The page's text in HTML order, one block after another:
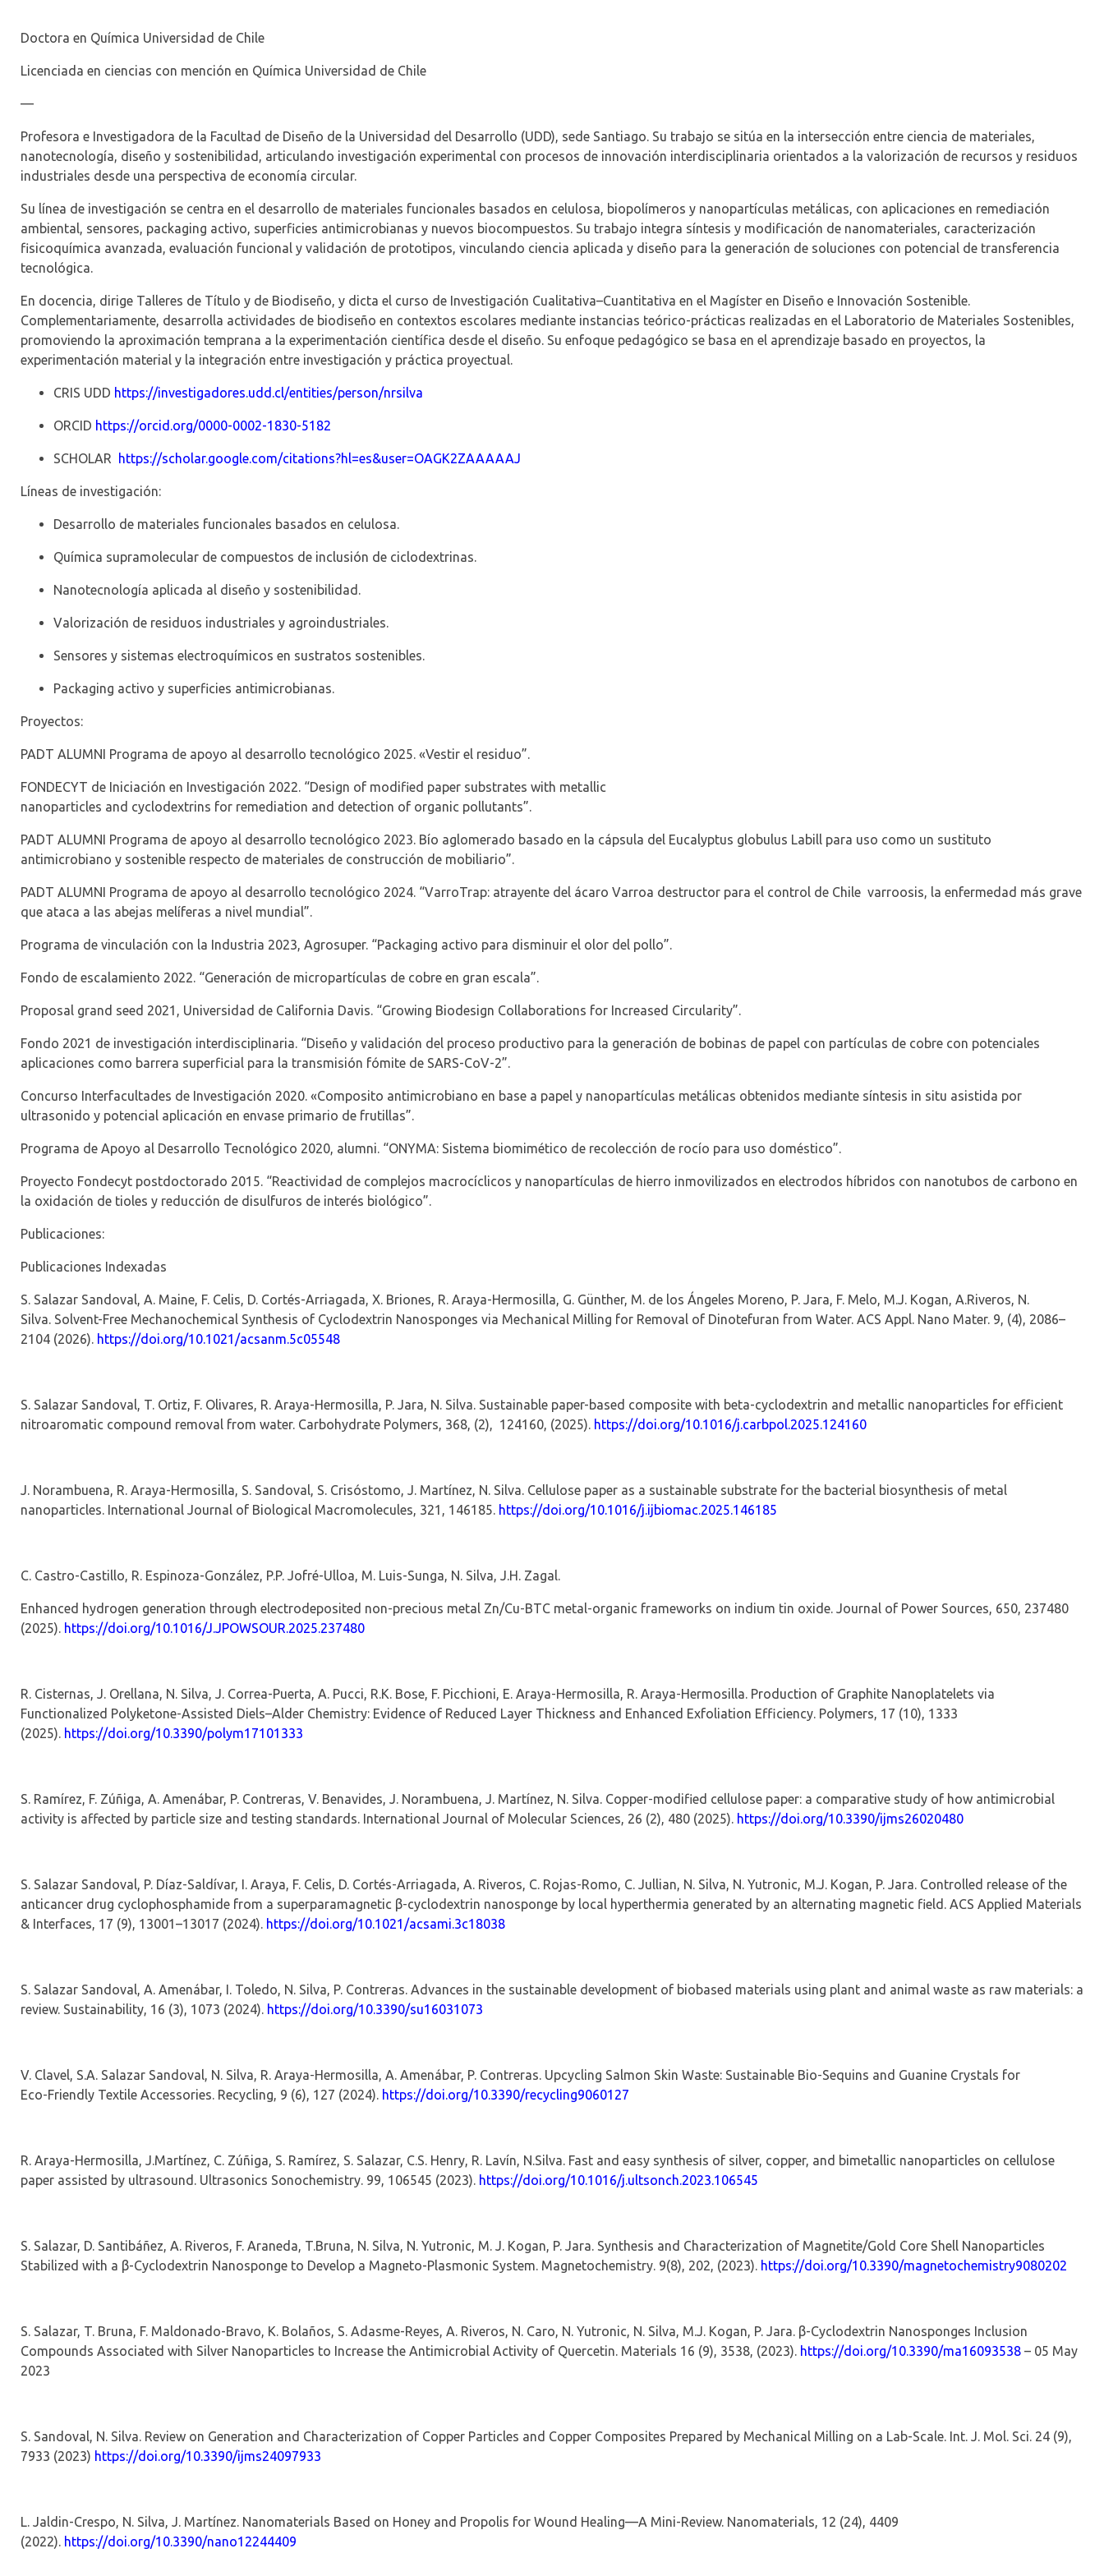
Doctora en Química Universidad de Chile
Licenciada en ciencias con mención en Química Universidad de Chile
—
Profesora e Investigadora de la Facultad de Diseño de la Universidad del Desarrollo (UDD), sede Santiago. Su trabajo se sitúa en la intersección entre ciencia de materiales,
nanotecnología, diseño y sostenibilidad, articulando investigación experimental con procesos de innovación interdisciplinaria orientados a la valorización de recursos y residuos
industriales desde una perspectiva de economía circular.
Su línea de investigación se centra en el desarrollo de materiales funcionales basados en celulosa, biopolímeros y nanopartículas metálicas, con aplicaciones en remediación
ambiental, sensores, packaging activo, superficies antimicrobianas y nuevos biocompuestos. Su trabajo integra síntesis y modificación de nanomateriales, caracterización
fisicoquímica avanzada, evaluación funcional y validación de prototipos, vinculando ciencia aplicada y diseño para la generación de soluciones con potencial de transferencia
tecnológica.
En docencia, dirige Talleres de Título y de Biodiseño, y dicta el curso de Investigación Cualitativa–Cuantitativa en el Magíster en Diseño e Innovación Sostenible.
Complementariamente, desarrolla actividades de biodiseño en contextos escolares mediante instancias teórico-prácticas realizadas en el Laboratorio de Materiales Sostenibles,
promoviendo la aproximación temprana a la experimentación científica desde el diseño. Su enfoque pedagógico se basa en el aprendizaje basado en proyectos, la
experimentación material y la integración entre investigación y práctica proyectual.
CRIS UDD https://investigadores.udd.cl/entities/person/nrsilva
ORCID https://orcid.org/0000-0002-1830-5182
SCHOLAR https://scholar.google.com/citations?hl=es&user=OAGK2ZAAAAAJ
Líneas de investigación:
Desarrollo de materiales funcionales basados en celulosa.
Química supramolecular de compuestos de inclusión de ciclodextrinas.
Nanotecnología aplicada al diseño y sostenibilidad.
Valorización de residuos industriales y agroindustriales.
Sensores y sistemas electroquímicos en sustratos sostenibles.
Packaging activo y superficies antimicrobianas.
Proyectos:
PADT ALUMNI Programa de apoyo al desarrollo tecnológico 2025. «Vestir el residuo”.
FONDECYT de Iniciación en Investigación 2022. “Design of modified paper substrates with metallic
nanoparticles and cyclodextrins for remediation and detection of organic pollutants”.
PADT ALUMNI Programa de apoyo al desarrollo tecnológico 2023. Bío aglomerado basado en la cápsula del Eucalyptus globulus Labill para uso como un sustituto
antimicrobiano y sostenible respecto de materiales de construcción de mobiliario”.
PADT ALUMNI Programa de apoyo al desarrollo tecnológico 2024. “VarroTrap: atrayente del ácaro Varroa destructor para el control de Chile varroosis, la enfermedad más grave
que ataca a las abejas melíferas a nivel mundial”.
Programa de vinculación con la Industria 2023, Agrosuper. “Packaging activo para disminuir el olor del pollo”.
Fondo de escalamiento 2022. “Generación de micropartículas de cobre en gran escala”.
Proposal grand seed 2021, Universidad de California Davis. “Growing Biodesign Collaborations for Increased Circularity”.
Fondo 2021 de investigación interdisciplinaria. “Diseño y validación del proceso productivo para la generación de bobinas de papel con partículas de cobre con potenciales
aplicaciones como barrera superficial para la transmisión fómite de SARS-CoV-2”.
Concurso Interfacultades de Investigación 2020. «Composito antimicrobiano en base a papel y nanopartículas metálicas obtenidos mediante síntesis in situ asistida por
ultrasonido y potencial aplicación en envase primario de frutillas”.
Programa de Apoyo al Desarrollo Tecnológico 2020, alumni. “ONYMA: Sistema biomimético de recolección de rocío para uso doméstico”.
Proyecto Fondecyt postdoctorado 2015. “Reactividad de complejos macrocíclicos y nanopartículas de hierro inmovilizados en electrodos híbridos con nanotubos de carbono en
la oxidación de tioles y reducción de disulfuros de interés biológico”.
Publicaciones:
Publicaciones Indexadas
S. Salazar Sandoval, A. Maine, F. Celis, D. Cortés-Arriagada, X. Briones, R. Araya-Hermosilla, G. Günther, M. de los Ángeles Moreno, P. Jara, F. Melo, M.J. Kogan, A.Riveros, N.
Silva. Solvent-Free Mechanochemical Synthesis of Cyclodextrin Nanosponges via Mechanical Milling for Removal of Dinotefuran from Water. ACS Appl. Nano Mater. 9, (4), 2086–
2104 (2026). https://doi.org/10.1021/acsanm.5c05548
S. Salazar Sandoval, T. Ortiz, F. Olivares, R. Araya-Hermosilla, P. Jara, N. Silva. Sustainable paper-based composite with beta-cyclodextrin and metallic nanoparticles for efficient
nitroaromatic compound removal from water. Carbohydrate Polymers, 368, (2), 124160, (2025). https://doi.org/10.1016/j.carbpol.2025.124160
J. Norambuena, R. Araya-Hermosilla, S. Sandoval, S. Crisóstomo, J. Martínez, N. Silva. Cellulose paper as a sustainable substrate for the bacterial biosynthesis of metal
nanoparticles. International Journal of Biological Macromolecules, 321 , 146185. https://doi.org/10.1016/j.ijbiomac.2025.146185
C. Castro-Castillo, R. Espinoza-González, P.P. Jofré-Ulloa, M. Luis-Sunga, N. Silva, J.H. Zagal.
Enhanced hydrogen generation through electrodeposited non‑precious metal Zn/Cu‑BTC metal‑organic frameworks on indium tin oxide. Journal of Power Sources, 650, 237480
(2025). https://doi.org/10.1016/J.JPOWSOUR.2025.237480
R. Cisternas, J. Orellana, N. Silva, J. Correa-Puerta, A. Pucci, R.K. Bose, F. Picchioni, E. Araya‑Hermosilla, R. Araya‑Hermosilla. Production of Graphite Nanoplatelets via
Functionalized Polyketone‑Assisted Diels–Alder Chemistry: Evidence of Reduced Layer Thickness and Enhanced Exfoliation Efficiency. Polymers, 17 (10), 1333
(2025). https://doi.org/10.3390/polym17101333
S. Ramírez, F. Zúñiga, A. Amenábar, P. Contreras, V. Benavides, J. Norambuena, J. Martínez, N. Silva. Copper‑modified cellulose paper: a comparative study of how antimicrobial
activity is affected by particle size and testing standards. International Journal of Molecular Sciences, 26 (2), 480 (2025). https://doi.org/10.3390/ijms26020480
S. Salazar Sandoval, P. Díaz‑Saldívar, I. Araya, F. Celis, D. Cortés‑Arriagada, A. Riveros, C. Rojas‑Romo, C. Jullian, N. Silva, N. Yutronic, M.J. Kogan, P. Jara. Controlled release of the
anticancer drug cyclophosphamide from a superparamagnetic β‑cyclodextrin nanosponge by local hyperthermia generated by an alternating magnetic field. ACS Applied Materials
& Interfaces, 17 (9), 13001–13017 (2024). https://doi.org/10.1021/acsami.3c18038
S. Salazar Sandoval, A. Amenábar, I. Toledo, N. Silva, P. Contreras. Advances in the sustainable development of biobased materials using plant and animal waste as raw materials: a
review. Sustainability, 16 (3), 1073 (2024). https://doi.org/10.3390/su16031073
V. Clavel, S.A. Salazar Sandoval, N. Silva, R. Araya‑Hermosilla, A. Amenábar, P. Contreras. Upcycling Salmon Skin Waste: Sustainable Bio‑Sequins and Guanine Crystals for
Eco‑Friendly Textile Accessories. Recycling, 9 (6), 127 (2024). https://doi.org/10.3390/recycling9060127
R. Araya-Hermosilla, J.Martínez, C. Zúñiga, S. Ramírez, S. Salazar, C.S. Henry, R. Lavín, N.Silva. Fast and easy synthesis of silver, copper, and bimetallic nanoparticles on cellulose
paper assisted by ultrasound. Ultrasonics Sonochemistry. 99, 106545 (2023). https://doi.org/10.1016/j.ultsonch.2023.106545
S. Salazar, D. Santibáñez, A. Riveros, F. Araneda, T.Bruna, N. Silva, N. Yutronic, M. J. Kogan, P. Jara. Synthesis and Characterization of Magnetite/Gold Core Shell Nanoparticles
Stabilized with a β-Cyclodextrin Nanosponge to Develop a Magneto-Plasmonic System. Magnetochemistry. 9(8), 202, (2023). https://doi.org/10.3390/magnetochemistry9080202
S. Salazar, T. Bruna, F. Maldonado-Bravo, K. Bolaños, S. Adasme-Reyes, A. Riveros, N. Caro, N. Yutronic, N. Silva, M.J. Kogan, P. Jara. β-Cyclodextrin Nanosponges Inclusion
Compounds Associated with Silver Nanoparticles to Increase the Antimicrobial Activity of Quercetin. Materials 16 (9), 3538, (2023). https://doi.org/10.3390/ma16093538 – 05 May
2023
S. Sandoval, N. Silva. Review on Generation and Characterization of Copper Particles and Copper Composites Prepared by Mechanical Milling on a Lab-Scale. Int. J. Mol. Sci. 24 (9),
7933 (2023) https://doi.org/10.3390/ijms24097933
L. Jaldin-Crespo, N. Silva, J. Martínez. Nanomaterials Based on Honey and Propolis for Wound Healing—A Mini-Review. Nanomaterials, 12 (24), 4409
(2022). https://doi.org/10.3390/nano12244409